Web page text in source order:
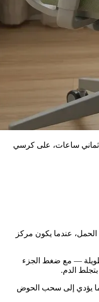
ثماني ساعات، على كرسي
عندما يكون مركز
— مع ضغط الجزء
الدم.
يؤدي إلى سحب الحوض